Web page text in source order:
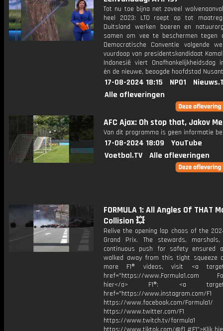
Tot nu toe bijna net zoveel
heel 2023: LTO roept op tot
Duitsland werken boeren en
samen om vee te beschermen tegen
Democratische Conventie volgende
vuurdoop van presidentskandidaat
Indonesië viert Onafhankelijkheidsdag
én de nieuwe, beoogde hoofdstad
17-08-2024 18:15 NPO1
Alle afleveringen
AFC Ajax: Oh stop that, Jakov
Van dit programma is geen informatie
17-08-2024 18:09
YouTube
Voetbal.TV
Alle afleveringen
FORMULA 1: All Angles Of THAT
Collision 💥
Relive the opening lap chaos of the
Grand Prix. The stewards,
continuous push for safety ensured
walked away from this tight squeeze
more F1® videos, visit <a
href="https://www.Formula1.com
hier</a> F1®: <a
href="https://www.instagram.com/F1
https://www.facebook.com/Formula1/
https://www.twitter.com/F1
https://www.twitch.tv/formula1